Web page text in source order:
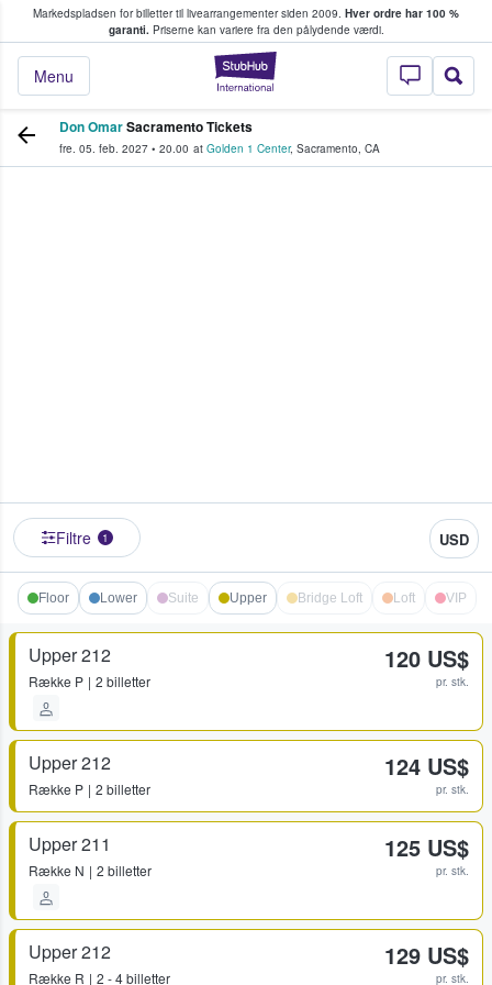
Markedspladsen for billetter til livearrangementer siden 2009. Hver ordre har 100 %
garanti.Priserne kan variere fra den pålydende værdi.
StubHub - Hvor
Menu
køber og sælger billetter
Don OmarSacramento Tickets
fre. 05. feb. 2027 • 20.00 at Golden 1 Center, Sacramento, CA
Filtre 1 USD
Floor Lower Suite Upper Bridge Loft Loft VIP
Upper 212
Række P 2 billetter
120 US$
pr. stk.
Upper 212
Række P 2 billetter
124 US$
pr. stk.
Upper 211
Række N 2 billetter
125 US$
pr. stk.
Upper 212
Række R 2 - 4 billetter
129 US$
pr. stk.